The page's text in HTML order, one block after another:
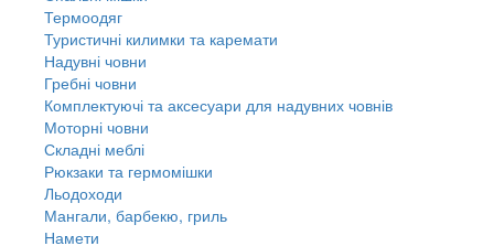
Термоодяг
Туристичні килимки та каремати
Надувні човни
Гребні човни
Комплектуючі та аксесуари для надувних човнів
Моторні човни
Складні меблі
Рюкзаки та гермомішки
Льодоходи
Мангали, барбекю, гриль
Намети